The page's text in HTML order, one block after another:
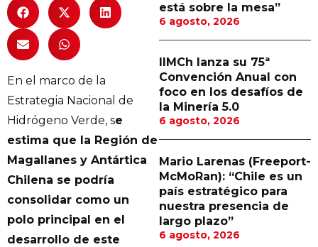
En el marco de la
Estrategia Nacional de
Hidrógeno Verde, se
estima que la Región de
Magallanes y Antártica
Chilena se podría
consolidar como un
polo principal en el
desarrollo de este
está sobre la mesa”
6 agosto, 2026
IIMCh lanza su 75ª
Convención Anual con
foco en los desafíos de
la Minería 5.0
6 agosto, 2026
Mario Larenas (Freeport-
McMoRan): “Chile es un
país estratégico para
nuestra presencia de
largo plazo”
6 agosto, 2026